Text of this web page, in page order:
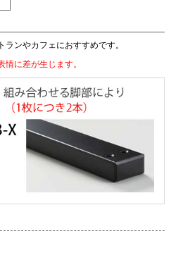
ンやカフェにおすすめです。
に差が生じます。